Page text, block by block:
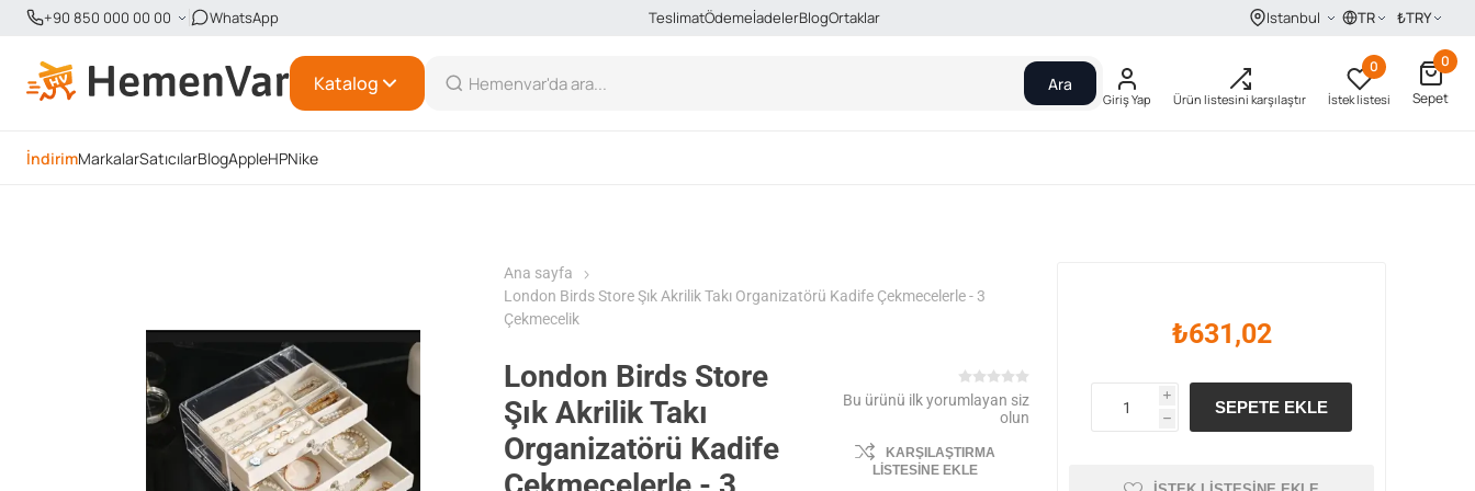
+90 850 000 00 00 WhatsApp TeslimatÖdemeİadelerBlogOrtaklar Istanbul TR ₺TRY
Katalog Ara
Giriş Yap Ürün listesini karşılaştır İstek listesi
0
0
Sepet
İndirimMarkalarSatıcılarBlogAppleHPNike
Ana sayfa
London Birds Store Şık Akrilik Takı Organizatörü Kadife Çekmecelerle - 3
Çekmecelik
London Birds Store
Şık Akrilik Takı
Organizatörü Kadife
Bu ürünü ilk yorumlayan siz
olun
KARŞILAŞTIRMA
LISTESINE EKLE
₺631,02
i
h
SEPETE EKLE